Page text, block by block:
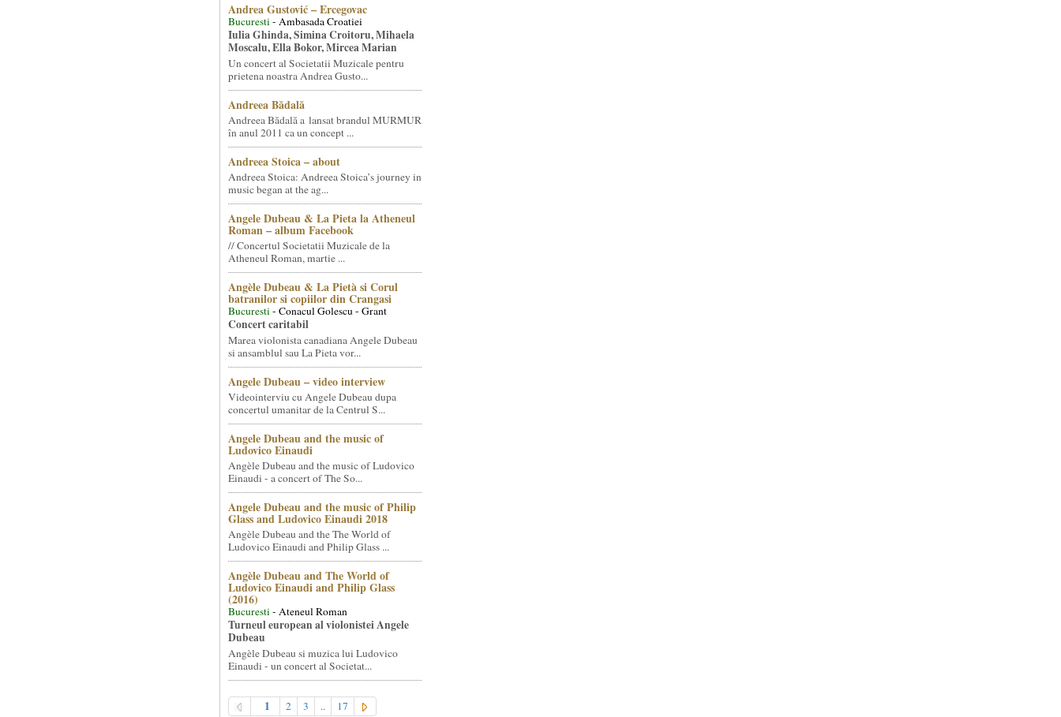
Andrea Gustović – Ercegovac
Bucuresti- Ambasada Croatiei
Iulia Ghinda, Simina Croitoru, Mihaela
Moscalu, Ella Bokor, Mircea Marian
Un concert al Societatii Muzicale pentru
prietena noastra Andrea Gusto...
Andreea Bădală
Andreea Bădală a lansat brandul MURMUR
în anul 2011 ca un concept ...
Andreea Stoica – about
Andreea Stoica: Andreea Stoica’s journey in
music began at the ag...
Angele Dubeau & La Pieta la Atheneul
Roman – album Facebook
// Concertul Societatii Muzicale de la
Atheneul Roman, martie ...
Angèle Dubeau & La Pietà si Corul
batranilor si copiilor din Crangasi
Bucuresti- Conacul Golescu - Grant
Concert caritabil
Marea violonista canadiana Angele Dubeau
si ansamblul sau La Pieta vor...
Angele Dubeau – video interview
Videointerviu cu Angele Dubeau dupa
concertul umanitar de la Centrul S...
Angele Dubeau and the music of
Ludovico Einaudi
Angèle Dubeau and the music of Ludovico
Einaudi - a concert of The So...
Angele Dubeau and the music of Philip
Glass and Ludovico Einaudi 2018
Angèle Dubeau and the The World of
Ludovico Einaudi and Philip Glass ...
Angèle Dubeau and The World of
Ludovico Einaudi and Philip Glass
(2016)
Bucuresti- Ateneul Roman
Turneul european al violonistei Angele
Dubeau
Angèle Dubeau si muzica lui Ludovico
Einaudi - un concert al Societat...
1 2 3 .. 17